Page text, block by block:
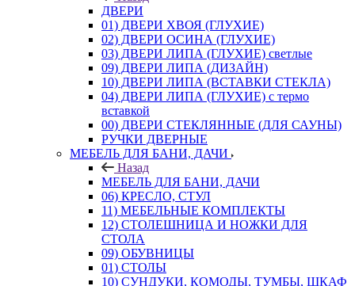
ДВЕРИ
01) ДВЕРИ ХВОЯ (ГЛУХИЕ)
02) ДВЕРИ ОСИНА (ГЛУХИЕ)
03) ДВЕРИ ЛИПА (ГЛУХИЕ) светлые
09) ДВЕРИ ЛИПА (ДИЗАЙН)
10) ДВЕРИ ЛИПА (ВСТАВКИ СТЕКЛА)
04) ДВЕРИ ЛИПА (ГЛУХИЕ) с термо
вставкой
00) ДВЕРИ СТЕКЛЯННЫЕ (ДЛЯ САУНЫ)
РУЧКИ ДВЕРНЫЕ
МЕБЕЛЬ ДЛЯ БАНИ, ДАЧИ
Назад
МЕБЕЛЬ ДЛЯ БАНИ, ДАЧИ
06) КРЕСЛО, СТУЛ
11) МЕБЕЛЬНЫЕ КОМПЛЕКТЫ
12) СТОЛЕШНИЦА И НОЖКИ ДЛЯ
СТОЛА
09) ОБУВНИЦЫ
01) СТОЛЫ
10) СУНДУКИ, КОМОДЫ, ТУМБЫ, ШКАФ